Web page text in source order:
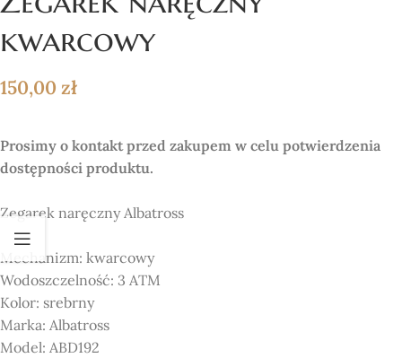
kwarcowy
150,00 zł
Prosimy o kontakt przed zakupem w celu potwierdzenia
dostępności produktu.
Zegarek naręcznyAlbatross
Mechanizm: kwarcowy
Wodoszczelność: 3 ATM
Kolor: srebrny
Marka: Albatross
Model: ABD192